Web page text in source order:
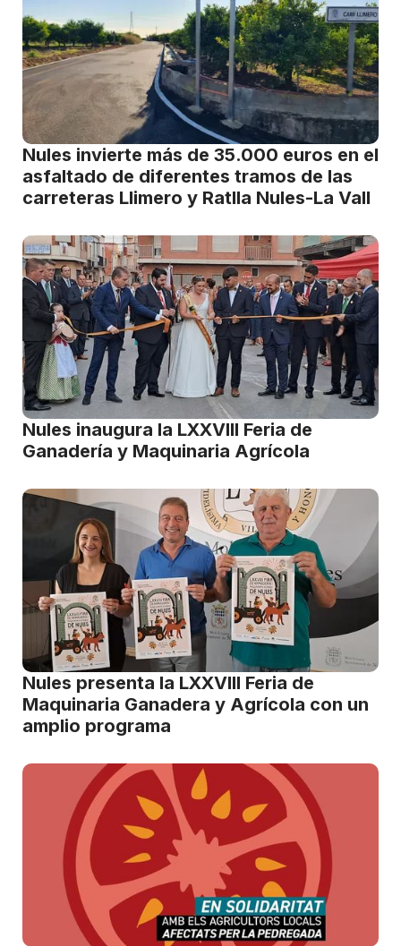
Nules invierte más de 35.000 euros en el
asfaltado de diferentes tramos de las
carreteras Llimero y Ratlla Nules-La Vall
Nules inaugura la LXXVIII Feria de
Ganadería y Maquinaria Agrícola
Nules presenta la LXXVIII Feria de
Maquinaria Ganadera y Agrícola con un
amplio programa